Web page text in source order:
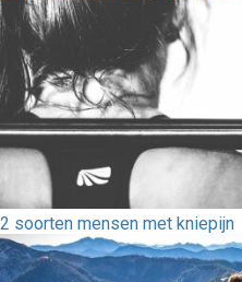
2 soorten mensen met kniepijn